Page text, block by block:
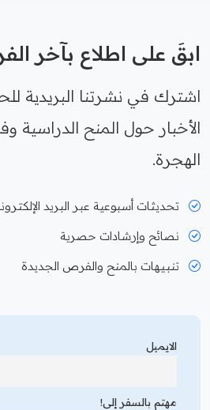
ابقَ على اطلاع بآخر
اشترك في نشرتنا البريدية
الأخبار حول المنح الدراسية
الهجرة.
تحديثات أسبوعية عبر البريد
نصائح وإرشادات حصرية
تنبيهات بالمنح والفرص الجديدة
الايميل
مهتم بالسفر إلى!